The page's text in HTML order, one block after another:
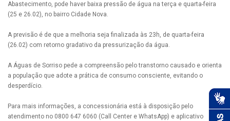
Abastecimento, pode haver baixa pressão de água na terça e quarta-feira
(25 e 26.02), no bairro Cidade Nova.
A previsão é de que a melhoria seja finalizada às 23h, de quarta-feira
(26.02) com retorno gradativo da pressurização da água.
A Águas de Sorriso pede a compreensão pelo transtorno causado e orienta
a população que adote a prática de consumo consciente, evitando o
desperdício.
Para mais informações, a concessionária está à disposição pelo
atendimento no 0800 647 6060 (Call Center e WhatsApp) e aplicativo